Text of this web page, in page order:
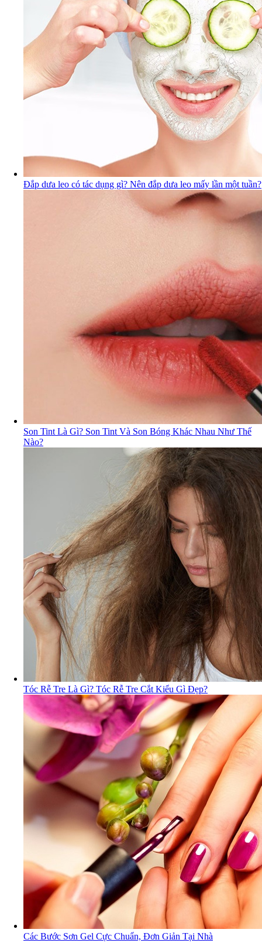
Đắp dưa leo có tác dụng gì? Nên đắp dưa leo mấy lần một tuần?
Son Tint Là Gì? Son Tint Và Son Bóng Khác Nhau Như Thế
Nào?
Tóc Rễ Tre Là Gì? Tóc Rễ Tre Cắt Kiểu Gì Đẹp?
Các Bước Sơn Gel Cực Chuẩn, Đơn Giản Tại Nhà